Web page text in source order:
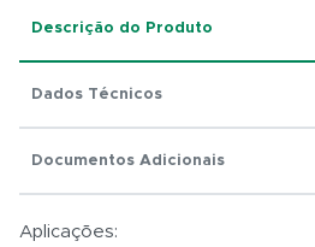
R$ 0,01
Descrição do Produto
Dados Técnicos
Documentos Adicionais
Aplicações: